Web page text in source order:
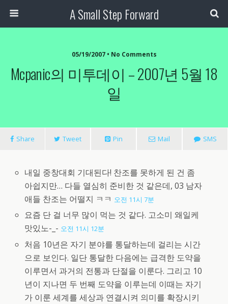
A Small Step Forward
05/19/2007 • No Comments
Mcpanic의 미투데이 – 2007년 5월 18
일
Share Tweet Pin Mail SMS
내일 중창대회 기대된다! 찬조를 못하게 된 건 좀
아쉽지만… 다들 열심히 준비한 것 같은데, 03 남자
애들 찬조는 어떨지 ㅋㅋ 오전 11시 7분
요즘 단 걸 너무 많이 먹는 것 같다. 고소미 왜일케
맛있노-_- 오전 11시 12분
처음 10년은 자기 분야를 통달하는데 걸리는 시간
으로 보인다. 일단 통달한 다음에는 급격한 도약을
이루면서 과거의 전통과 단절을 이룬다. 그리고 10
년이 지나면 두 번째 도약을 이루는데 이때는 자기
가 이룬 세계를 세상과 연결시켜 의미를 확장시키